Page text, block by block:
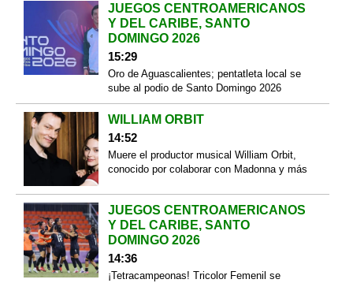
JUEGOS CENTROAMERICANOS
Y DEL CARIBE, SANTO
DOMINGO 2026
15:29
Oro de Aguascalientes; pentatleta local se
sube al podio de Santo Domingo 2026
WILLIAM ORBIT
14:52
Muere el productor musical William Orbit,
conocido por colaborar con Madonna y más
JUEGOS CENTROAMERICANOS
Y DEL CARIBE, SANTO
DOMINGO 2026
14:36
¡Tetracampeonas! Tricolor Femenil se